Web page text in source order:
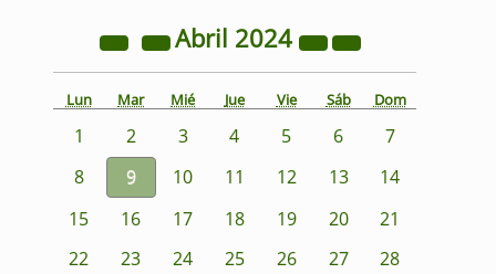
Abril 2024
Lun Mar Mié Jue Vie Sáb Dom
1 2 3 4 5 6
7
8
9 10 11 12 13
14
15
16 17 18 19 20
21
22
23 24 25 26 27
28